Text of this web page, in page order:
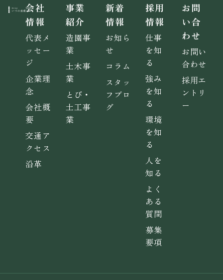
会社
情報
代表メ
ッセー
ジ
企業理
念
会社概
要
交通ア
クセス
沿革
事業
紹介
造園事
業
土木事
業
とび・
土工事
業
新着
情報
お知ら
せ
コラム
スタッ
フブロ
グ
採用
情報
仕事
を知
る
強み
を知
る
環境
を知
る
人を
知る
よく
ある
質問
募集
要項
お問
い合
わせ
お問い
合わせ
採用エ
ントリ
ー